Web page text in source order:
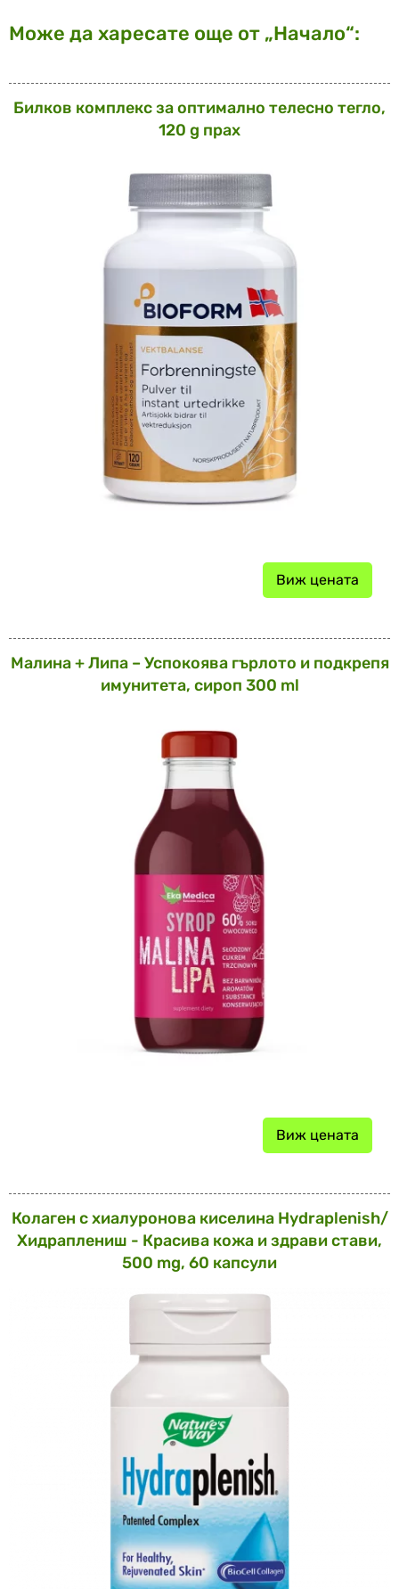
Може да харесате още от „Начало“:
Билков комплекс за оптимално телесно тегло,
120 g прах
Виж цената
Малина + Липа – Успокоява гърлото и подкрепя
имунитета, сироп 300 ml
Виж цената
Колаген с хиалуронова киселина Hydraplenish/
Хидраплениш - Красива кожа и здрави стави,
500 mg, 60 капсули